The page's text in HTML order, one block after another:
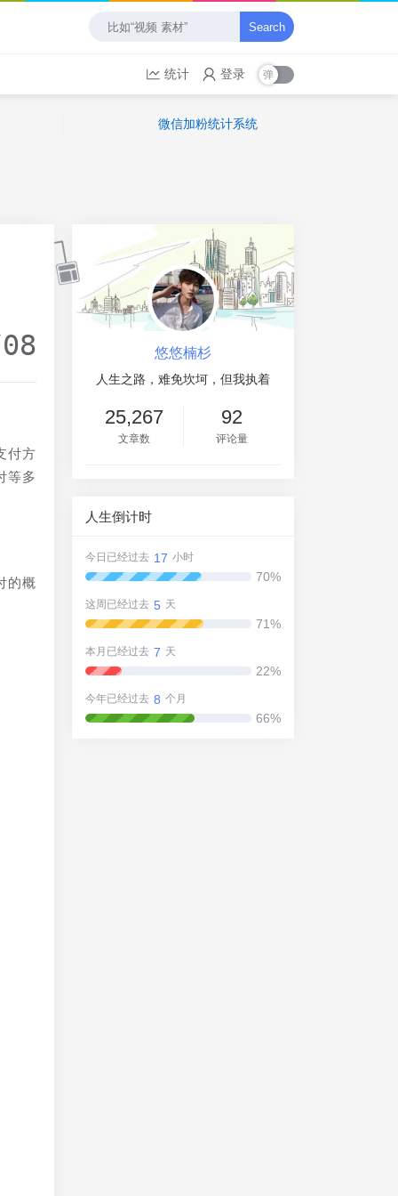
Search
统计 登录
微信加粉统计系统
付方
等多
的概
悠悠楠杉
人生之路，难免坎坷，但我执着
25,267
文章数
92
评论量
人生倒计时
今日已经过去 17 小时
70%
这周已经过去 5 天
71%
本月已经过去 7 天
22%
今年已经过去 8 个月
66%